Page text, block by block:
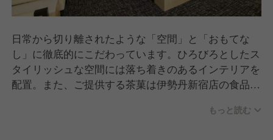
日常から切り離されたような「空間」と「おもてな
し」に徹底的にこだわっています。ひろびろとしたス
タイリッシュな空間には落ち着きのあるインテリアを
配置。また、ご提供する茶菓は伊勢丹新宿店の食品フ
ケージョンを感じていただけるよう工夫しています。
もっと読む